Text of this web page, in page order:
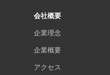
会社概要
企業理念
企業概要
アクセス